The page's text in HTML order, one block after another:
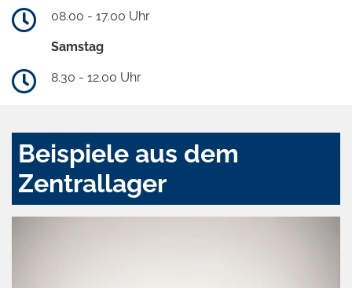
08.00 - 17.00 Uhr
Samstag
8.30 - 12.00 Uhr
Beispiele aus dem
Zentrallager